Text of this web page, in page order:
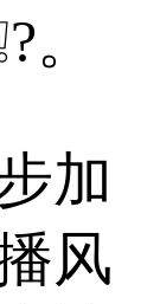
。
加
风